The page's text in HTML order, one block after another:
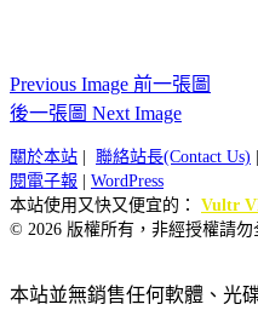
Previous Image 前一張圖
後一張圖 Next Image
關於本站 聯絡站長(Contact Us)
閱電子報
WordPress
本站使用又快又便宜的： Vultr
© 2026 版權所有，非經授權請勿
本站並無銷售任何軟體、光